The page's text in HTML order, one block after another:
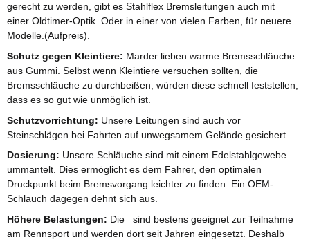
gerecht zu werden, gibt es Stahlflex Bremsleitungen auch mit
einer Oldtimer-Optik. Oder in einer von vielen Farben, für neuere
Modelle.(Aufpreis).
Schutz gegen Kleintiere: Marder lieben warme Bremsschläuche
aus Gummi. Selbst wenn Kleintiere versuchen sollten, die
Bremsschläuche zu durchbeißen, würden diese schnell feststellen,
dass es so gut wie unmöglich ist.
Schutzvorrichtung: Unsere Leitungen sind auch vor
Steinschlägen bei Fahrten auf unwegsamem Gelände gesichert.
Dosierung: Unsere Schläuche sind mit einem Edelstahlgewebe
ummantelt. Dies ermöglicht es dem Fahrer, den optimalen
Druckpunkt beim Bremsvorgang leichter zu finden. Ein OEM-
Schlauch dagegen dehnt sich aus.
Höhere Belastungen: Die sind bestens geeignet zur Teilnahme
am Rennsport und werden dort seit Jahren eingesetzt. Deshalb